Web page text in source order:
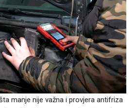
manje nije važna i provjera antifriza